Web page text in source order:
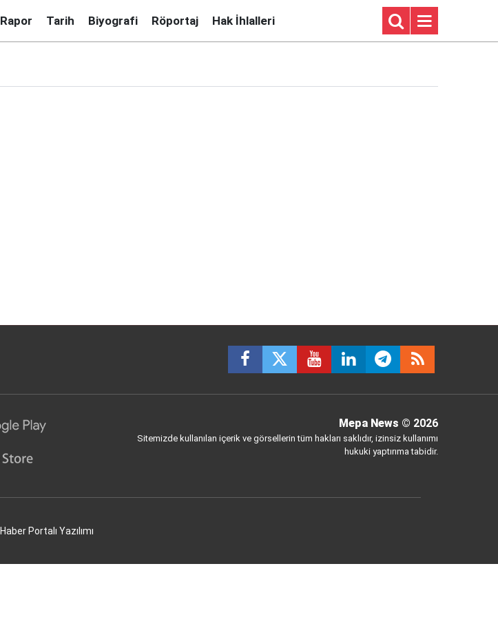
Rapor Tarih Biyografi Röportaj Hak İhlalleri
Mepa News © 2026
Sitemizde kullanılan içerik ve görsellerin tüm hakları saklıdır, izinsiz kullanımı
hukuki yaptırıma tabidir.
Haber Portalı Yazılımı